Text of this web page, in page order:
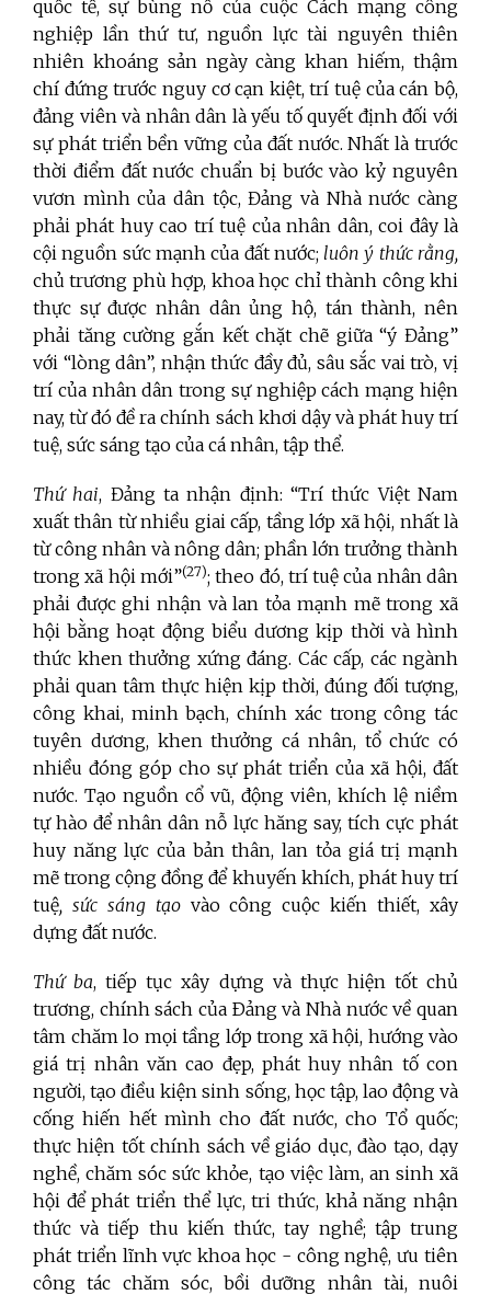
quốc tế, sự bùng nổ của cuộc Cách mạng công
nghiệp lần thứ tư, nguồn lực tài nguyên thiên
nhiên khoáng sản ngày càng khan hiếm, thậm
chí đứng trước nguy cơ cạn kiệt, trí tuệ của cán bộ,
đảng viên và nhân dân là yếu tố quyết định đối với
sự phát triển bền vững của đất nước. Nhất là trước
thời điểm đất nước chuẩn bị bước vào kỷ nguyên
vươn mình của dân tộc, Đảng và Nhà nước càng
phải phát huy cao trí tuệ của nhân dân, coi đây là
cội nguồn sức mạnh của đất nước; luôn ý thức rằng,
chủ trương phù hợp, khoa học chỉ thành công khi
thực sự được nhân dân ủng hộ, tán thành, nên
phải tăng cường gắn kết chặt chẽ giữa “ý Đảng”
với “lòng dân”, nhận thức đầy đủ, sâu sắc vai trò, vị
trí của nhân dân trong sự nghiệp cách mạng hiện
nay, từ đó đề ra chính sách khơi dậy và phát huy trí
tuệ, sức sáng tạo của cá nhân, tập thể.
Thứ hai, Đảng ta nhận định: “Trí thức Việt Nam
xuất thân từ nhiều giai cấp, tầng lớp xã hội, nhất là
từ công nhân và nông dân; phần lớn trưởng thành
trong xã hội mới”(27); theo đó, trí tuệ của nhân dân
phải được ghi nhận và lan tỏa mạnh mẽ trong xã
hội bằng hoạt động biểu dương kịp thời và hình
thức khen thưởng xứng đáng. Các cấp, các ngành
phải quan tâm thực hiện kịp thời, đúng đối tượng,
công khai, minh bạch, chính xác trong công tác
tuyên dương, khen thưởng cá nhân, tổ chức có
nhiều đóng góp cho sự phát triển của xã hội, đất
nước. Tạo nguồn cổ vũ, động viên, khích lệ niềm
tự hào để nhân dân nỗ lực hăng say, tích cực phát
huy năng lực của bản thân, lan tỏa giá trị mạnh
mẽ trong cộng đồng để khuyến khích, phát huy trí
tuệ, sức sáng tạovào công cuộc kiến thiết, xây
dựng đất nước.
Thứ ba, tiếp tục xây dựng và thực hiện tốt chủ
trương, chính sách của Ðảng và Nhà nước về quan
tâm chăm lo mọi tầng lớp trong xã hội, hướng vào
giá trị nhân văn cao đẹp, phát huy nhân tố con
người, tạo điều kiện sinh sống, học tập, lao động và
cống hiến hết mình cho đất nước, cho Tổ quốc;
thực hiện tốt chính sách về giáo dục, đào tạo, dạy
nghề, chăm sóc sức khỏe, tạo việc làm, an sinh xã
hội để phát triển thể lực, tri thức, khả năng nhận
thức và tiếp thu kiến thức, tay nghề; tập trung
phát triển lĩnh vực khoa học - công nghệ, ưu tiên
công tác chăm sóc, bồi dưỡng nhân tài, nuôi